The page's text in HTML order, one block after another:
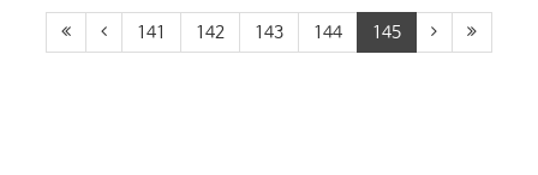
141 142 143 144 145